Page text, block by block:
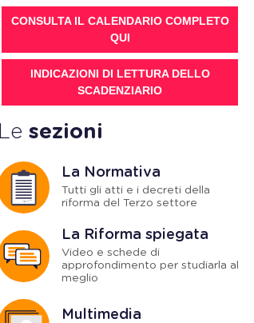
CONSULTA IL CALENDARIO COMPLETO
QUI
INDICAZIONI DI LETTURA DELLO
SCADENZIARIO
Le sezioni
La Normativa
Tutti gli atti e i decreti della
riforma del Terzo settore
La Riforma spiegata
Video e schede di
approfondimento per studiarla al
meglio
Multimedia